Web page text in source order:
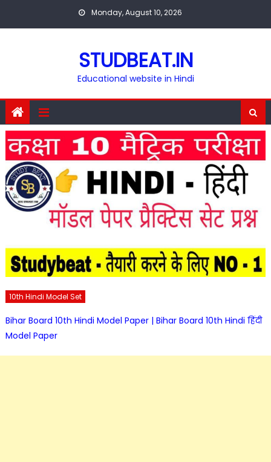
Monday, August 10, 2026
STUDBEAT.IN
Educational website in Hindi
10th Hindi Model Set
Bihar Board 10th Hindi Model Paper | Bihar Board 10th Hindi हिंदी
Model Paper